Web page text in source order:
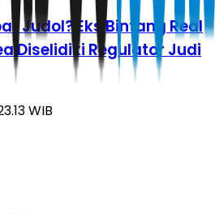
Judol? Eks Bintang Real
Diselidiki Regulator Judi
WIB